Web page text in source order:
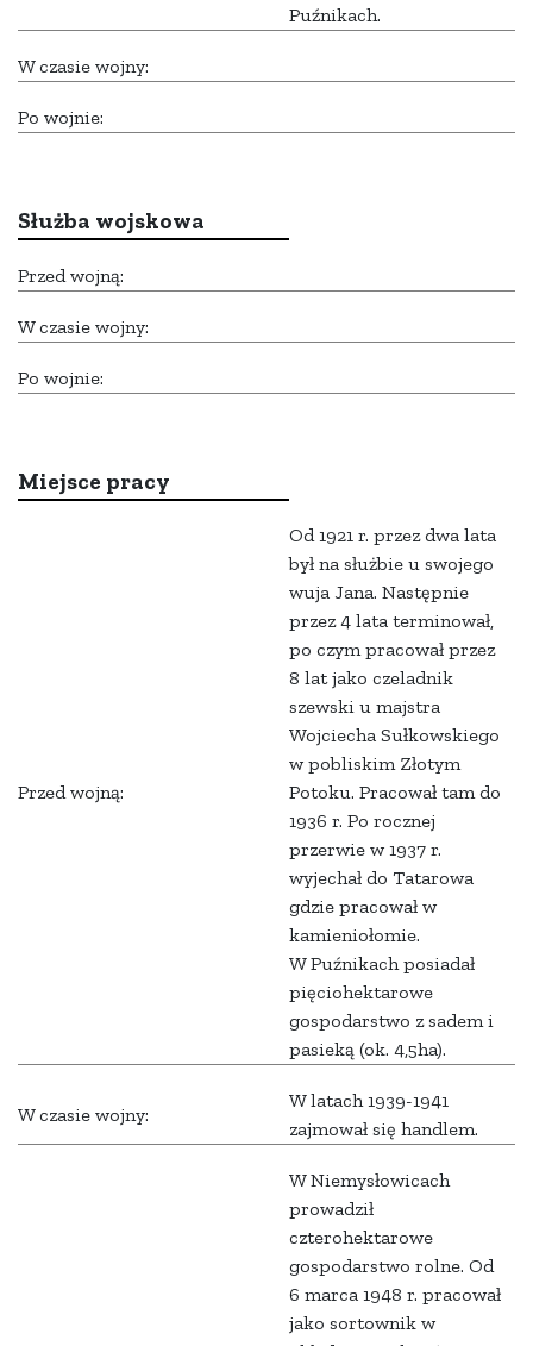
Puźnikach.
W czasie wojny:
Po wojnie:
Służba wojskowa
Przed wojną:
W czasie wojny:
Po wojnie:
Miejsce pracy
Przed wojną:
Od 1921 r. przez dwa lata
był na służbie u swojego
wuja Jana. Następnie
przez 4 lata terminował,
po czym pracował przez
8 lat jako czeladnik
szewski u majstra
Wojciecha Sułkowskiego
w pobliskim Złotym
Potoku. Pracował tam do
1936 r. Po rocznej
przerwie w 1937 r.
wyjechał do Tatarowa
gdzie pracował w
kamieniołomie.
W Puźnikach posiadał
pięciohektarowe
gospodarstwo z sadem i
pasieką (ok. 4,5ha).
W czasie wojny:
W latach 1939-1941
zajmował się handlem.
W Niemysłowicach
prowadził
czterohektarowe
gospodarstwo rolne. Od
6 marca 1948 r. pracował
jako sortownik w